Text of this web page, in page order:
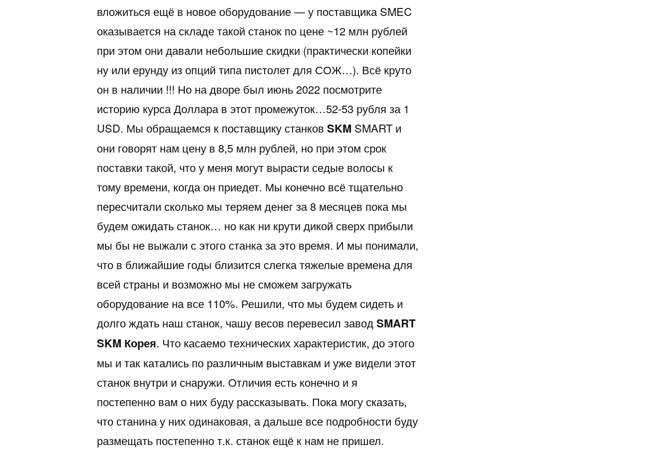
вложиться ещё в новое оборудование — у поставщика SMEC
оказывается на складе такой станок по цене ~12 млн рублей
при этом они давали небольшие скидки (практически копейки
ну или ерунду из опций типа пистолет для СОЖ…). Всё круто
он в наличии !!! Но на дворе был июнь 2022 посмотрите
историю курса Доллара в этот промежуток…52-53 рубля за 1
USD. Мы обращаемся к поставщику станковSKM SMART и
они говорят нам цену в 8,5 млн рублей, но при этом срок
поставки такой, что у меня могут вырасти седые волосы к
тому времени, когда он приедет. Мы конечно всё тщательно
пересчитали сколько мы теряем денег за 8 месяцев пока мы
будем ожидать станок… но как ни крути дикой сверх прибыли
мы бы не выжали с этого станка за это время. И мы понимали,
что в ближайшие годы близится слегка тяжелые времена для
всей страны и возможно мы не сможем загружать
оборудование на все 110%. Решили, что мы будем сидеть и
долго ждать наш станок, чашу весов перевесил заводSMART
SKM Корея. Что касаемо технических характеристик, до этого
мы и так катались по различным выставкам и уже видели этот
станок внутри и снаружи. Отличия есть конечно и я
постепенно вам о них буду рассказывать. Пока могу сказать,
что станина у них одинаковая, а дальше все подробности буду
размещать постепенно т.к. станок ещё к нам не пришел.